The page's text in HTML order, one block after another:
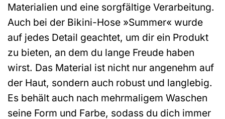
Materialien und eine sorgfältige Verarbeitung.
Auch bei der Bikini-Hose »Summer« wurde
auf jedes Detail geachtet, um dir ein Produkt
zu bieten, an dem du lange Freude haben
wirst. Das Material ist nicht nur angenehm auf
der Haut, sondern auch robust und langlebig.
Es behält auch nach mehrmaligem Waschen
seine Form und Farbe, sodass du dich immer